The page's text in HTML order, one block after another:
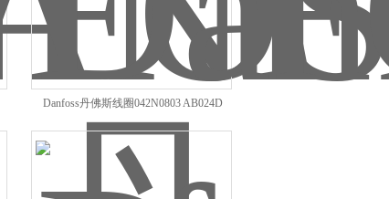
Danfoss丹佛斯线圈042N0803 AB024D
24VDC